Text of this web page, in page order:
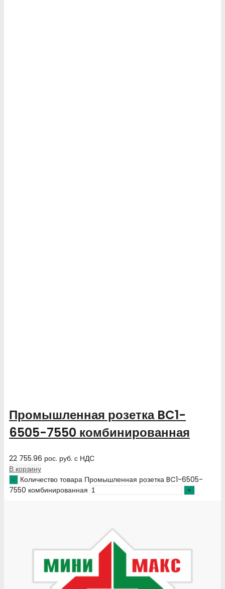
Промышленная розетка BC1-
6505-7550 комбинированная
22 755.96 рос. руб. с НДС
В корзину
Количество товара Промышленная розетка BC1-6505-
7550 комбинированная